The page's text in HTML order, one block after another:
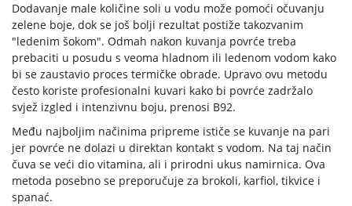
Dodavanje male količine soli u vodu može pomoći očuvanju
zelene boje, dok se još bolji rezultat postiže takozvanim
"ledenim šokom". Odmah nakon kuvanja povrće treba
prebaciti u posudu s veoma hladnom ili ledenom vodom kako
bi se zaustavio proces termičke obrade. Upravo ovu metodu
često koriste profesionalni kuvari kako bi povrće zadržalo
svjež izgled i intenzivnu boju, prenosi B92.
Među najboljim načinima pripreme ističe se kuvanje na pari
jer povrće ne dolazi u direktan kontakt s vodom. Na taj način
čuva se veći dio vitamina, ali i prirodni ukus namirnica. Ova
metoda posebno se preporučuje za brokoli, karfiol, tikvice i
spanać.